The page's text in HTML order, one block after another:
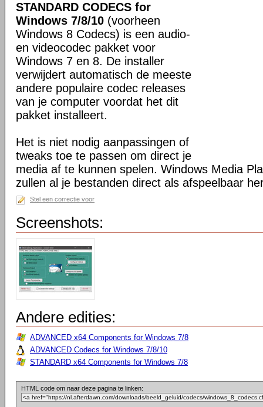
STANDARD CODECS for
Windows 7/8/10 (voorheen
Windows 8 Codecs) is een audio-
en videocodec pakket voor
Windows 7 en 8. De installer
verwijdert automatisch de meeste
andere populaire codec releases
van je computer voordat het dit
pakket installeert.
Het is niet nodig aanpassingen of
tweaks toe te passen om direct je
media af te kunnen spelen. Windows Media
zullen al je bestanden direct als afspeelbaar
Stel een correctie voor
Screenshots:
Andere edities:
ADVANCED x64 Components for Windows 7/8
ADVANCED Codecs for Windows 7/8/10
STANDARD x64 Components for Windows 7/8
HTML code om naar deze pagina te linken: